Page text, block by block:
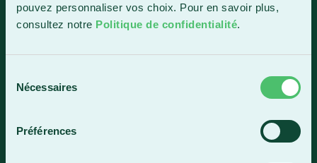
pouvez personnaliser vos choix. Pour en savoir plus,
consultez notre Politique de confidentialité.
Nécessaires
Préférences
Lundi-vendredi : 7 h 30 à 15 h 30
418 387-8896
Lac-Mégantic
Lac-Mégantic (Québec) G6B 3B4